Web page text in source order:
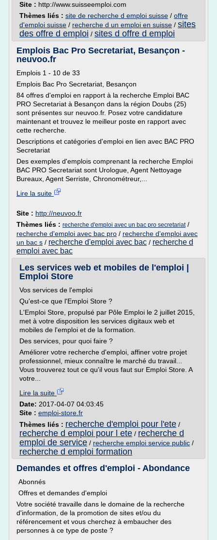
Site : http://www.suisseemploi.com
Thèmes liés : site de recherche d emploi suisse / offre
d'emploi suisse / recherche d un emploi en suisse / sites
des offre d emploi / sites d offre d emploi
Emplois Bac Pro Secretariat, Besançon -
neuvoo.fr
Emplois 1 - 10 de 33
Emplois Bac Pro Secretariat, Besançon
84 offres d'emploi en rapport à la recherche Emploi BAC
PRO Secretariat à Besançon dans la région Doubs (25)
sont présentes sur neuvoo.fr. Posez votre candidature
maintenant et trouvez le meilleur poste en rapport avec
cette recherche.
Descriptions et catégories d'emploi en lien avec BAC PRO
Secretariat
Des exemples d'emplois comprenant la recherche Emploi
BAC PRO Secretariat sont Urologue, Agent Nettoyage
Bureaux, Agent Serriste, Chronométreur,...
Lire la suite
Site : http://neuvoo.fr
Thèmes liés : recherche d'emploi avec un bac pro secretariat/
recherche d'emploi avec bac pro / recherche d'emploi avec
un bac s / recherche d'emploi avec bac / recherche d
emploi avec bac
Les services web et mobiles de l'emploi |
Emploi Store
Vos services de l'emploi
Qu'est-ce que l'Emploi Store ?
L'Emploi Store, propulsé par Pôle Emploi le 2 juillet 2015,
met à votre disposition les services digitaux web et
mobiles de l'emploi et de la formation.
Des services, pour quoi faire ?
Améliorer votre recherche d'emploi, affiner votre projet
professionnel, mieux connaître le marché du travail...
Vous trouverez tout ce qu'il vous faut sur Emploi Store. A
votre...
Lire la suite
Date: 2017-04-07 04:03:45
Site : emploi-store.fr
Thèmes liés : recherche d'emploi pour l'ete /
recherche d emploi pour l ete / recherche d
emploi de service / recherche emploi service public /
recherche d emploi formation
Demandes et offres d'emploi - Abondance
Abonnés
Offres et demandes d'emploi
Votre société travaille dans le domaine de la recherche
d'information, de la promotion de sites et/ou du
référencement et vous cherchez à embaucher des
personnes à ce type de poste ?